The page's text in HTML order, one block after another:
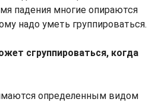
падения многие опираются
надо уметь группироваться.
сгруппироваться, когда
определенным видом